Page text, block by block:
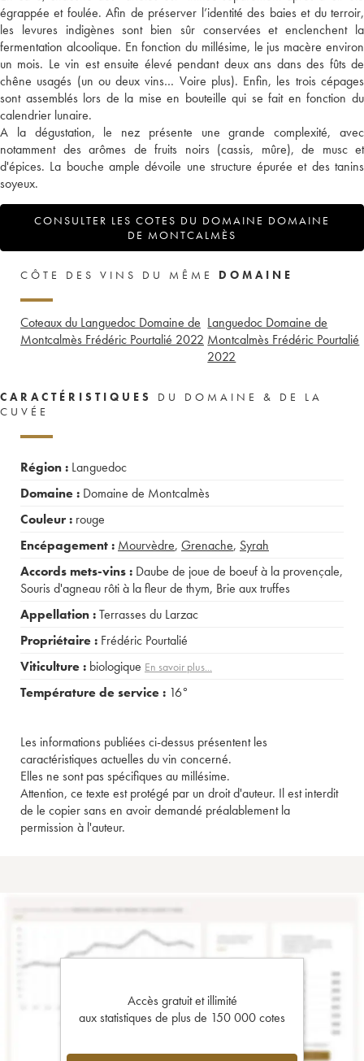
égrappée et foulée. Afin de préserver l’identité des baies et du terroir,
les levures indigènes sont bien sûr conservées et enclenchent la
fermentation alcoolique. En fonction du millésime, le jus macère environ
un mois. Le vin est ensuite élevé pendant deux ans dans des fûts de
chêne usagés (un ou deux vins… Voire plus). Enfin, les trois cépages
sont assemblés lors de la mise en bouteille qui se fait en fonction du
calendrier lunaire.
A la dégustation, le nez présente une grande complexité, avec
notamment des arômes de fruits noirs (cassis, mûre), de musc et
d'épices. La bouche ample dévoile une structure épurée et des tanins
soyeux.
CONSULTER LES COTES DU DOMAINE DOMAINE
DE MONTCALMÈS
CÔTE DES VINS DU MÊME DOMAINE
Coteaux du Languedoc Domaine de
Montcalmès Frédéric Pourtalié 2022
Languedoc Domaine de
Montcalmès Frédéric Pourtalié
2022
CARACTÉRISTIQUES
DU DOMAINE & DE LA
CUVÉE
Région : Languedoc
Domaine : Domaine de Montcalmès
Couleur : rouge
Encépagement : Mourvèdre, Grenache, Syrah
Accords mets-vins : Daube de joue de boeuf à la provençale,
Souris d'agneau rôti à la fleur de thym, Brie aux truffes
Appellation :Terrasses du Larzac
Propriétaire : Frédéric Pourtalié
Viticulture : biologique En savoir plus...
Température de service : 16°
Les informations publiées ci-dessus présentent les
caractéristiques actuelles du vin concerné.
Elles ne sont pas spécifiques au millésime.
Attention, ce texte est protégé par un droit d'auteur. Il est interdit
de le copier sans en avoir demandé préalablement la
permission à l'auteur.
Accès gratuit et illimité
aux statistiques de plus de 150 000 cotes